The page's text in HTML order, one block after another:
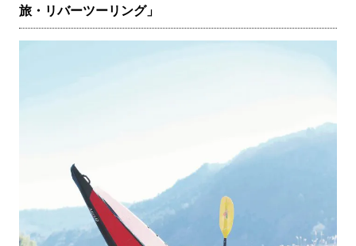
旅・リバーツーリング」